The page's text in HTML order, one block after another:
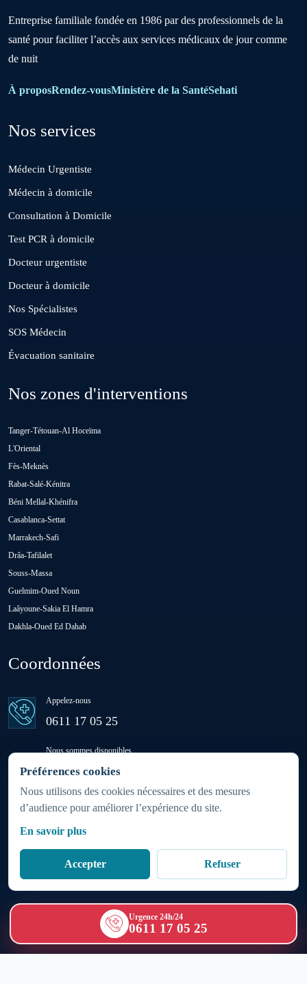
Préférences cookies
Nous utilisons des cookies nécessaires et des mesures
d’audience pour améliorer l’expérience du site.
En savoir plus
Accepter Refuser
Boulanouare
Bouznika
Deroua
El Borouj
El Gara
Guisser
Hattane
Khouribga
Loulad
Oulad H'Riz Sahel
Oulad Saïd
Ras El Aïn
Sidi Rahhal Chataï
Bir Jdid
Entreprise familiale fondée en 1986 par des professionnels de la
santé pour faciliter l’accès aux services médicaux de jour comme
de nuit
À proposRendez-vousMinistère de la SantéSehati
Nos services
Médecin Urgentiste
Médecin à domicile
Consultation à Domicile
Test PCR à domicile
Docteur urgentiste
Docteur à domicile
Nos Spécialistes
SOS Médecin
Évacuation sanitaire
Nos zones d'interventions
Tanger-Tétouan-Al Hoceïma
L'Oriental
Fès-Meknès
Rabat-Salé-Kénitra
Béni Mellal-Khénifra
Casablanca-Settat
Marrakech-Safi
Drâa-Tafilalet
Souss-Massa
Guelmim-Oued Noun
Laâyoune-Sakia El Hamra
Dakhla-Oued Ed Dahab
Coordonnées
Appelez-nous
0611 17 05 25
Nous sommes disponibles
24h/24 - 7j/7
(week-ends et jours fériés inclus)
Partout au Maroc 24h/7j
Copyright © 1986 - 2026SOS Médecins Maroc
Politique relative aux cookies|Mentions légales
Urgence 24h/24
0611 17 05 25